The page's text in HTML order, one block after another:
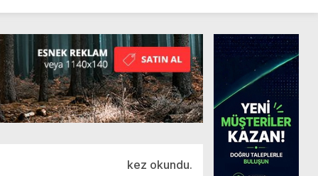
kez okundu.